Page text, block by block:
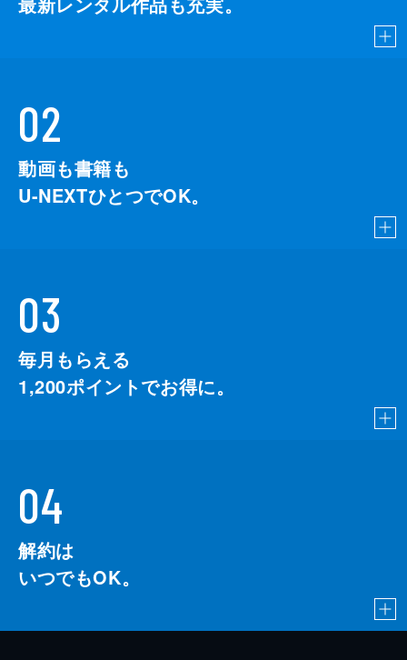
02
動画も書籍も
U-NEXTひとつでOK。
03
毎月もらえる
1,200ポイントでお得に。
04
解約は
いつでもOK。